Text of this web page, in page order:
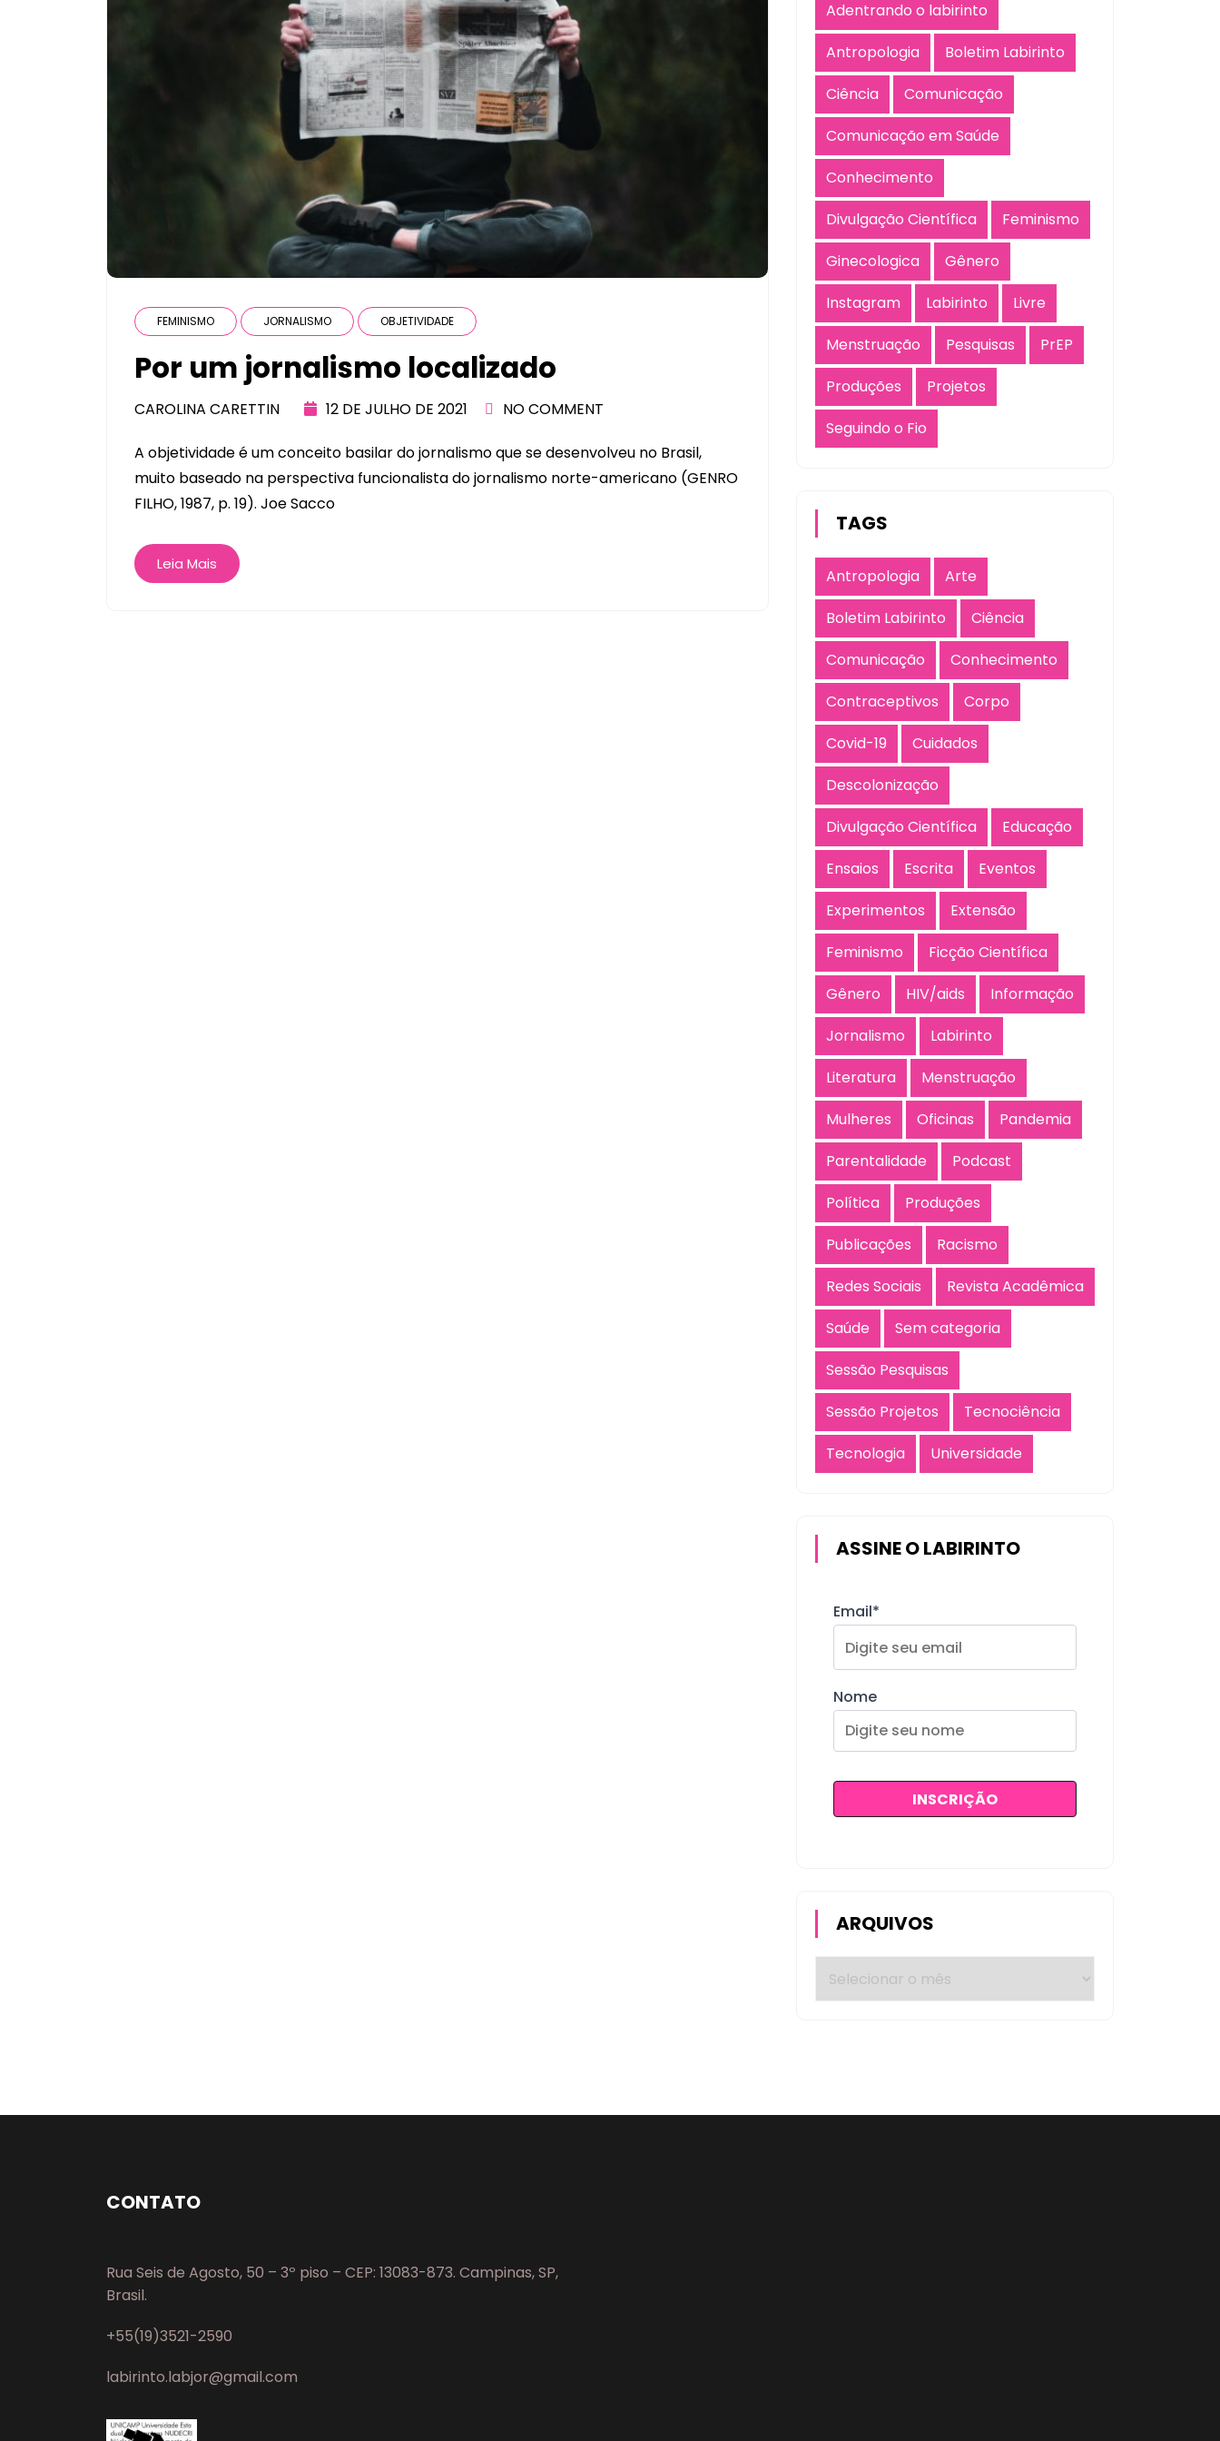
FEMINISMO JORNALISMO OBJETIVIDADE
Por um jornalismo localizado
CAROLINA CARETTIN 12 DE JULHO DE 2021 NO COMMENT
A objetividade é um conceito basilar do jornalismo que se desenvolveu no Brasil,
muito baseado na perspectiva funcionalista do jornalismo norte-americano (GENRO
FILHO, 1987, p. 19). Joe Sacco
Leia Mais
Adentrando o labirinto
Antropologia
Boletim Labirinto
Ciência
Comunicação
Comunicação em Saúde
Conhecimento
Divulgação Científica
Feminismo
Ginecologica
Gênero
Instagram
Labirinto
Livre
Menstruação
Pesquisas
PrEP
Produções
Projetos
Seguindo o Fio
TAGS
Antropologia
Arte
Boletim Labirinto
Ciência
Comunicação
Conhecimento
Contraceptivos
Corpo
Covid-19
Cuidados
Descolonização
Divulgação Científica
Educação
Ensaios
Escrita
Eventos
Experimentos
Extensão
Feminismo
Ficção Científica
Gênero
HIV/aids
Informação
Jornalismo
Labirinto
Literatura
Menstruação
Mulheres
Oficinas
Pandemia
Parentalidade
Podcast
Política
Produções
Publicações
Racismo
Redes Sociais
Revista Acadêmica
Saúde
Sem categoria
Sessão Pesquisas
Sessão Projetos
Tecnociência
Tecnologia
Universidade
ASSINE O LABIRINTO
Email*
Nome
ARQUIVOS
CONTATO
Rua Seis de Agosto, 50 – 3º piso – CEP: 13083-873. Campinas, SP,
Brasil.
+55(19)3521-2590
labirinto.labjor@gmail.com